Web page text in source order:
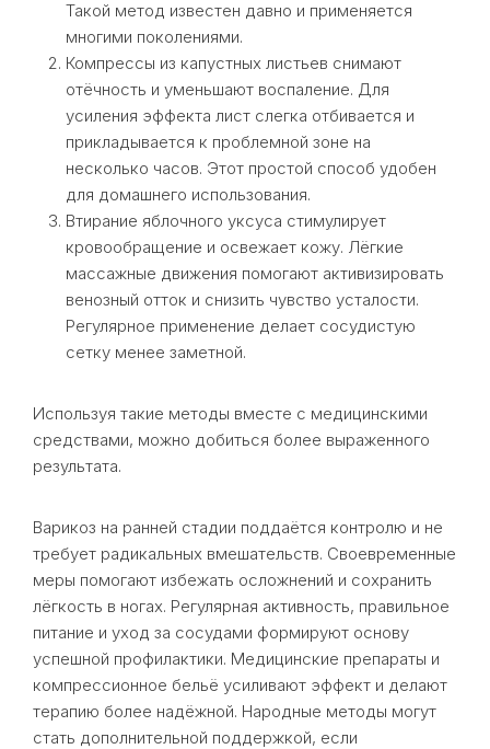
Такой метод известен давно и применяется
многими поколениями.
Компрессы из капустных листьев снимают
отёчность и уменьшают воспаление. Для
усиления эффекта лист слегка отбивается и
прикладывается к проблемной зоне на
несколько часов. Этот простой способ удобен
для домашнего использования.
Втирание яблочного уксуса стимулирует
кровообращение и освежает кожу. Лёгкие
массажные движения помогают активизировать
венозный отток и снизить чувство усталости.
Регулярное применение делает сосудистую
сетку менее заметной.
Используя такие методы вместе с медицинскими
средствами, можно добиться более выраженного
результата.
Варикоз на ранней стадии поддаётся контролю и не
требует радикальных вмешательств. Своевременные
меры помогают избежать осложнений и сохранить
лёгкость в ногах. Регулярная активность, правильное
питание и уход за сосудами формируют основу
успешной профилактики. Медицинские препараты и
компрессионное бельё усиливают эффект и делают
терапию более надёжной. Народные методы могут
стать дополнительной поддержкой, если